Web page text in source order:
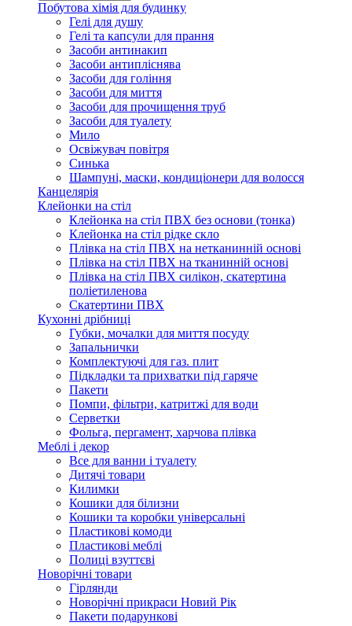
Побутова хімія для будинку
Гелі для душу
Гелі та капсули для прання
Засоби антинакип
Засоби антипліснява
Засоби для гоління
Засоби для миття
Засоби для прочищення труб
Засоби для туалету
Мило
Освіжувач повітря
Синька
Шампуні, маски, кондиціонери для волосся
Канцелярія
Клейонки на стіл
Клейонка на стіл ПВХ без основи (тонка)
Клейонка на стіл рідке скло
Плівка на стіл ПВХ на нетканинній основі
Плівка на стіл ПВХ на тканинній основі
Плівка на стіл ПВХ силікон, скатертина
поліетиленова
Скатертини ПВХ
Кухонні дрібниці
Губки, мочалки для миття посуду
Запальнички
Комплектуючі для газ. плит
Підкладки та прихватки під гаряче
Пакети
Помпи, фільтри, катритжі для води
Серветки
Фольга, пергамент, харчова плівка
Меблі і декор
Все для ванни і туалету
Дитячі товари
Килимки
Кошики для білизни
Кошики та коробки універсальні
Пластикові комоди
Пластикові меблі
Полиці взуттєві
Новорічні товари
Гірлянди
Новорічні прикраси Новий Рік
Пакети подарункові